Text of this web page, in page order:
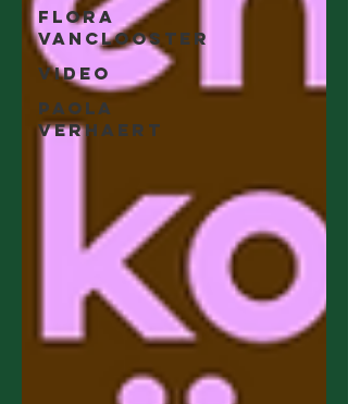
Flora
Vanclooster
Video
Paola
Verhaert